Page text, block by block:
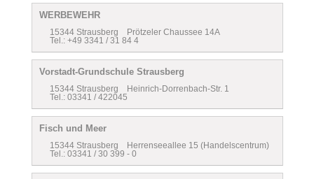
WERBEWEHR
15344 Strausberg Prötzeler Chaussee 14A
Tel.: +49 3341 / 31 84 4
Vorstadt-Grundschule Strausberg
15344 Strausberg Heinrich-Dorrenbach-Str. 1
Tel.: 03341 / 422045
Fisch und Meer
15344 Strausberg Herrenseeallee 15 (Handelscentrum)
Tel.: 03341 / 30 399 - 0